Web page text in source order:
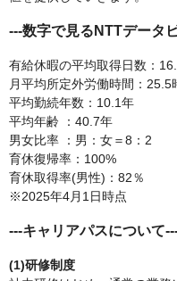
---数字で見るNTTデータ
有給休暇の平均取得日数：
月平均所定外労働時間：25.5
平均勤続年数：10.1年
平均年齢 ：40.7年
男女比率 ：男：女＝8：2
育休復帰率：100%
育休取得率(男性)：82％
※2025年4月1日時点
---キャリアパスについて
(1)研修制度